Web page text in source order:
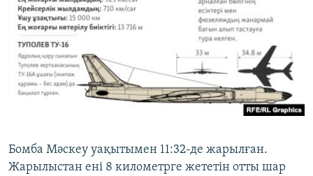
Бомба Мәскеу уақытымен 11:32-де жарылған.
Жарылыстан ені 8 километрге жететін отты шар